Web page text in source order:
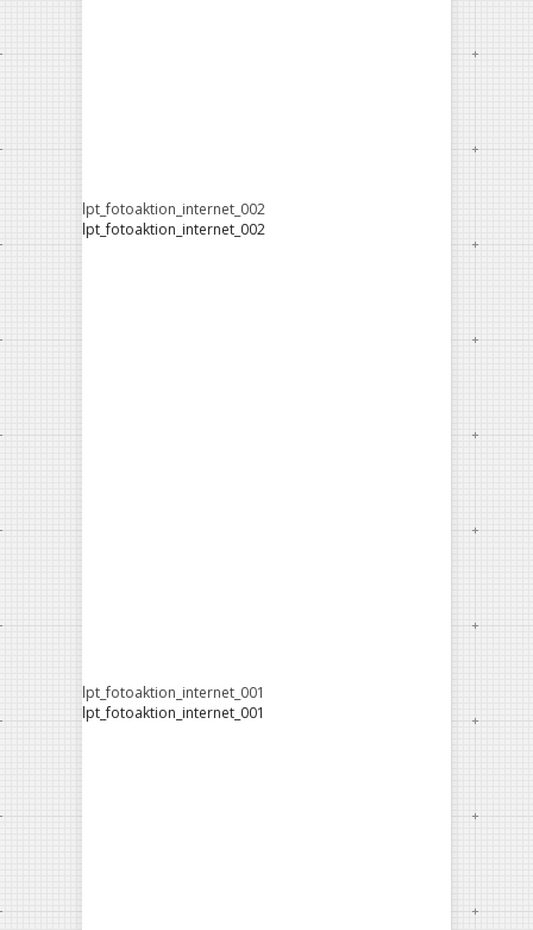
lpt_fotoaktion_internet_002
lpt_fotoaktion_internet_002
lpt_fotoaktion_internet_001
lpt_fotoaktion_internet_001